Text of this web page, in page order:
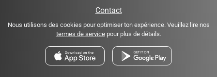
Contact
Nous utilisons des cookies pour optimiser ton expérience. Veuillez lire nos
termes de servicepour plus de détails.